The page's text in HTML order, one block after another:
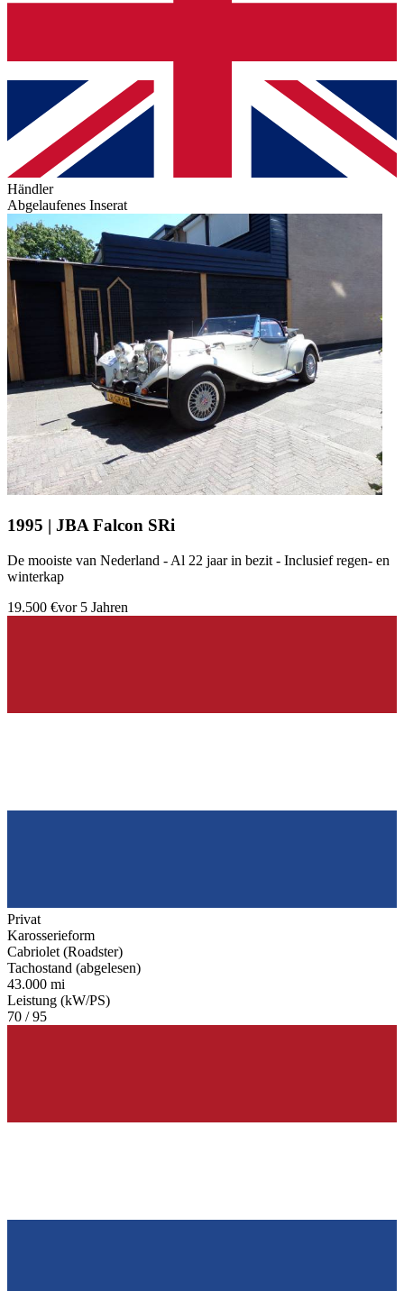
Händler
Abgelaufenes Inserat
1995 | JBA Falcon SRi
De mooiste van Nederland - Al 22 jaar in bezit - Inclusief regen- en
winterkap
19.500 €vor 5 Jahren
Privat
Karosserieform
Cabriolet (Roadster)
Tachostand (abgelesen)
43.000 mi
Leistung (kW/PS)
70 / 95